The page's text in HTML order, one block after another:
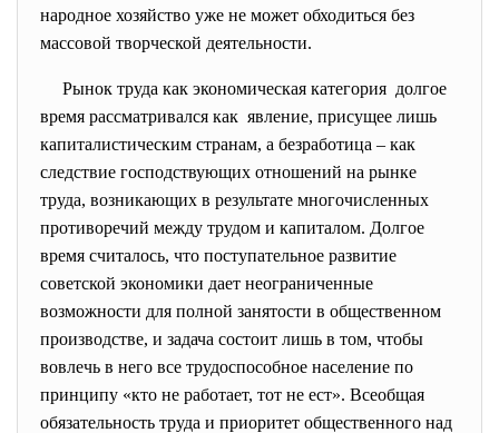
народное хозяйство уже не может обходиться без
массовой творческой деятельности.
Рынок труда как экономическая категория долгое
время рассматривался как явление, присущее лишь
капиталистическим странам, а безработица – как
следствие господствующих отношений на рынке
труда, возникающих в результате многочисленных
противоречий между трудом и капиталом. Долгое
время считалось, что поступательное развитие
советской экономики дает неограниченные
возможности для полной занятости в общественном
производстве, и задача состоит лишь в том, чтобы
вовлечь в него все трудоспособное население по
принципу «кто не работает, тот не ест». Всеобщая
обязательность труда и приоритет общественного над